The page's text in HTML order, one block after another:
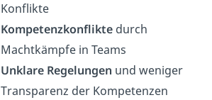
Konflikte
Kompetenzkonfliktedurch
Machtkämpfe in Teams
Unklare Regelungen und weniger
Transparenz der Kompetenzen